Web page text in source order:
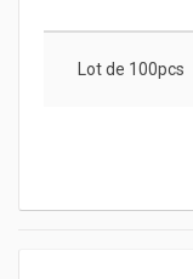
Lot de 100pcs